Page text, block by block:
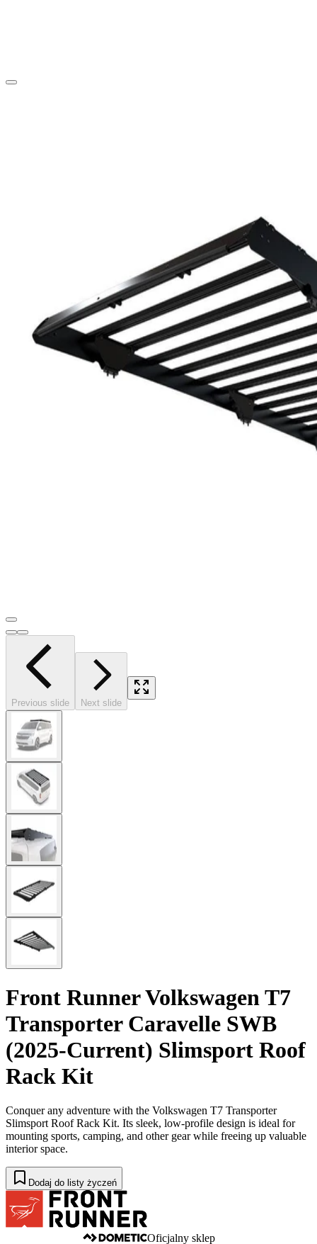
Previous slide Next slide
Front Runner Volkswagen T7
Transporter Caravelle SWB
(2025-Current) Slimsport Roof
Rack Kit
Conquer any adventure with the Volkswagen T7 Transporter
Slimsport Roof Rack Kit. Its sleek, low-profile design is ideal for
mounting sports, camping, and other gear while freeing up valuable
interior space.
Dodaj do listy życzeń
Oficjalny sklep